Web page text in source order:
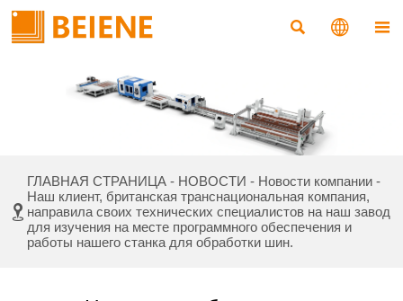
  

ГЛАВНАЯ СТРАНИЦА - НОВОСТИ - Новости компании -
Наш клиент, британская транснациональная компания,
направила своих технических специалистов на наш завод
для изучения на месте программного обеспечения и
работы нашего станка для обработки шин.